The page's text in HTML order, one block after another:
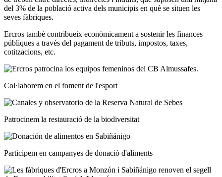
del 3% de la població activa dels municipis en què se situen les
seves fàbriques.
Ercros també contribueix econòmicament a sostenir les finances
públiques a través del pagament de tributs, impostos, taxes,
cotitzacions, etc.
Col·laborem en el foment de l'esport
Patrocinem la restauració de la biodiversitat
Participem en campanyes de donació d'aliments